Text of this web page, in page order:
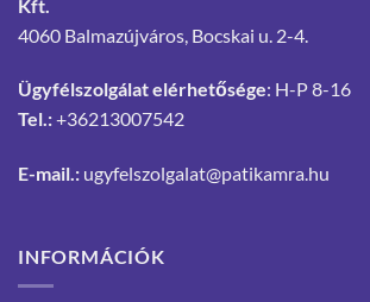
Kft.
4060 Balmazújváros, Bocskai u. 2-4.
Ügyfélszolgálat elérhetősége: H-P 8-16
Tel.:+36213007542
E-mail.: ugyfelszolgalat@patikamra.hu
INFORMÁCIÓK